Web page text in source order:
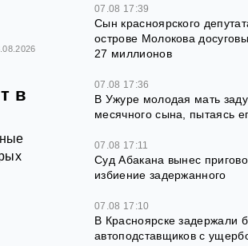
в
07.08 17:39
Сын красноярского
острове Молокова
27 миллионов
07.08 17:36
В Ужуре молодая мать
месячного сына, пытаясь
07.08 17:11
Суд Абакана вынес
избиение задержанного
07.08 17:10
В Красноярске задержали
автоподставщиков с